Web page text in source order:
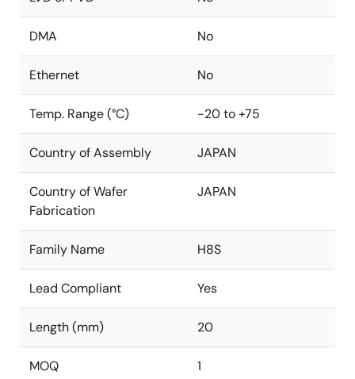
DMA No
Ethernet No
Temp. Range (°C) -20 to +75
Country of Assembly JAPAN
Country of Wafer
Fabrication
JAPAN
Family Name H8S
Lead Compliant Yes
Length (mm) 20
MOQ 1